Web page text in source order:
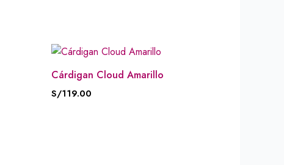
Cárdigan Cloud Amarillo
S/119.00